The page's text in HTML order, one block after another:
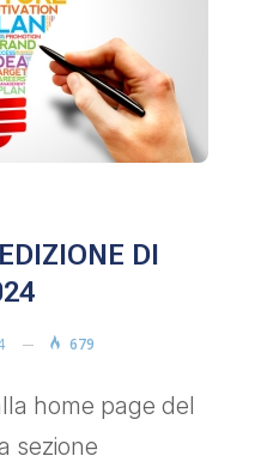
DI
679
home page del
sezione